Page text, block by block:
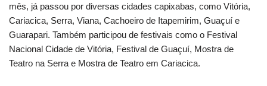
mês, já passou por diversas cidades capixabas, como Vitória,
Cariacica, Serra, Viana, Cachoeiro de Itapemirim, Guaçuí e
Guarapari. Também participou de festivais como o Festival
Nacional Cidade de Vitória, Festival de Guaçuí, Mostra de
Teatro na Serra e Mostra de Teatro em Cariacica.